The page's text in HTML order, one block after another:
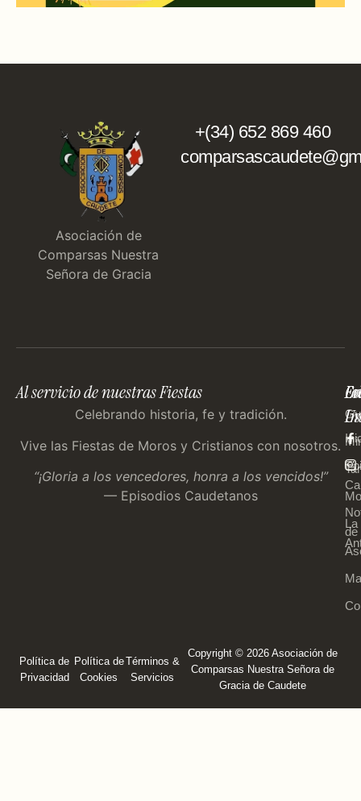
Asociación de
Comparsas Nuestra
Señora de Gracia
+(34) 652 869 460
Al servicio de nuestras Fiestas
Celebrando historia, fe y tradición.
Vive las Fiestas de Moros y Cristianos con nosotros.
“¡Gloria a los vencedores, honra a los vencidos!”
— Episodios Caudetanos
de
La
Us
Copyright © 2026 Asociación de
Comparsas Nuestra Señora de
Gracia de Caudete
Política de
Privacidad
Política de
Cookies
Términos &
Servicios